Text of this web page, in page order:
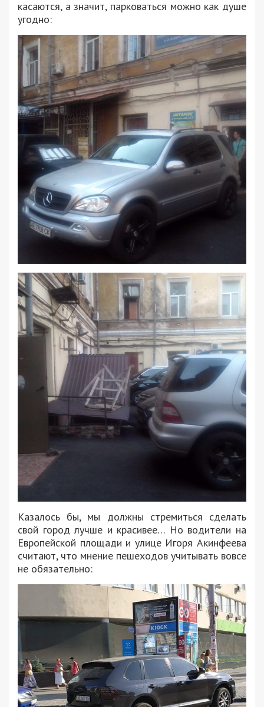
касаются, а значит, парковаться можно как душе
угодно:
Казалось бы, мы должны стремиться сделать
свой город лучше и красивее… Но водители на
Европейской площади и улице Игоря Акинфеева
считают, что мнение пешеходов учитывать вовсе
не обязательно: